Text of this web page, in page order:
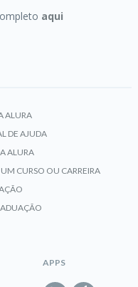
2018
PHP
single-page
aqui
ALURA
DE AJUDA
ALURA
CURSO OU CARREIRA
APPS